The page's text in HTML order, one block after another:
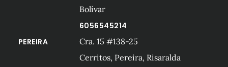
Bolívar
6056545214
PEREIRA
Cra. 15 #138-25
Cerritos, Pereira, Risaralda